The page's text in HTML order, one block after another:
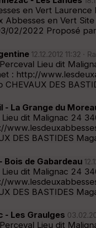
en Vert
Abbesses en
2022 Proposé par
12.12.2012 11:32 ·
Lieu dit
: http://
DES
- La Grange du
dit Malignac 24
DES BASTIDES
Bois de Gabardeau
dit Malignac 24
DES BASTIDES
- Les Graulges
Lieu dit